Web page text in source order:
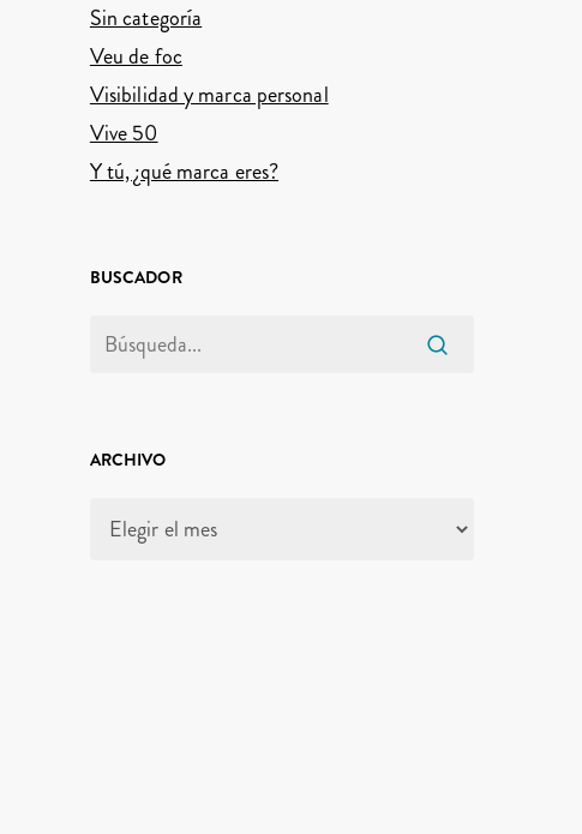
Sin categoría
Veu de foc
Visibilidad y marca personal
Vive 50
Y tú, ¿qué marca eres?
BUSCADOR
ARCHIVO